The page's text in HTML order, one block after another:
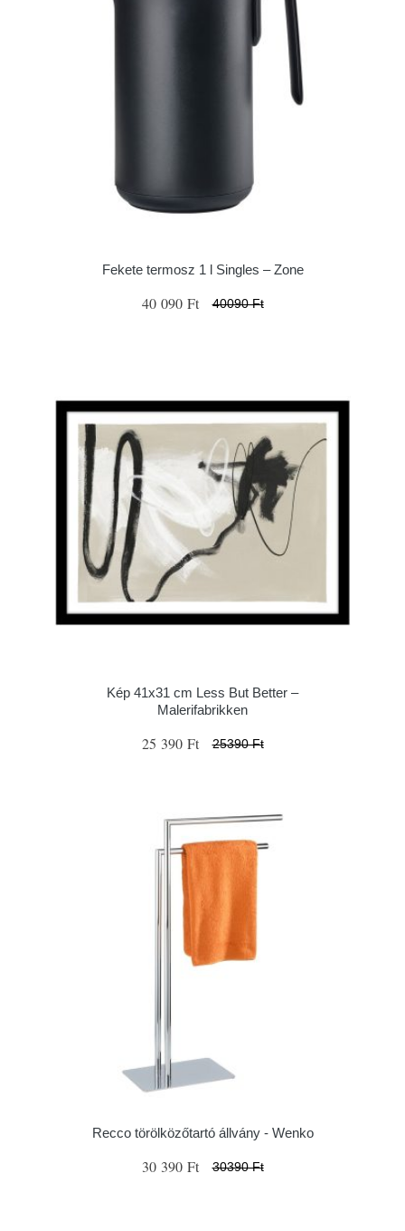
Fekete termosz 1 l Singles – Zone
40 090 Ft 40090 Ft
Kép 41x31 cm Less But Better –
Malerifabrikken
25 390 Ft 25390 Ft
Recco törölközőtartó állvány - Wenko
30 390 Ft 30390 Ft